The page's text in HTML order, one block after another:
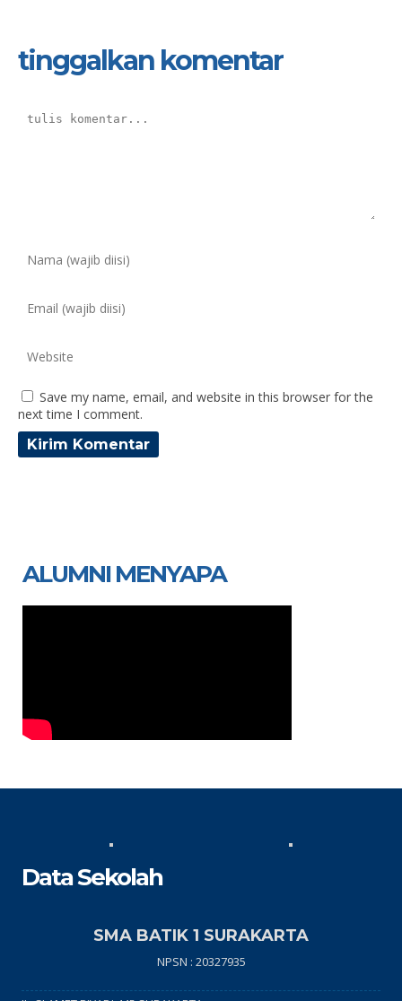
tinggalkan komentar
Save my name, email, and website in this browser for the
next time I comment.
ALUMNI MENYAPA
Data Sekolah
SMA BATIK 1 SURAKARTA
NPSN : 20327935